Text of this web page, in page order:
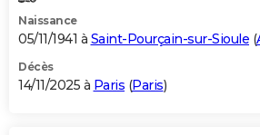
Dictionnaire
Biographies
Citations
Expressions
Proverbes
PROGRAMME TV
S'inscrire
Se connecter
Lycées
Collèges
Primaires
Universités
Entreprises
Service militaire
Avis de recherche
AVIS DE DÉCÈS
Naissance
05/11/1941 à Saint-Pourçain-sur-Sioule (
Décès
14/11/2025 à Paris (Paris)